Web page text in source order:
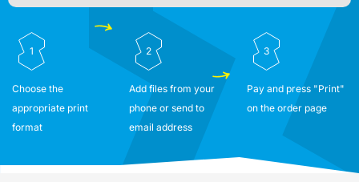
1
Choose the
appropriate print
format
2
Add files from your
phone or send to
email address
3
Pay and press "Print"
on the order page